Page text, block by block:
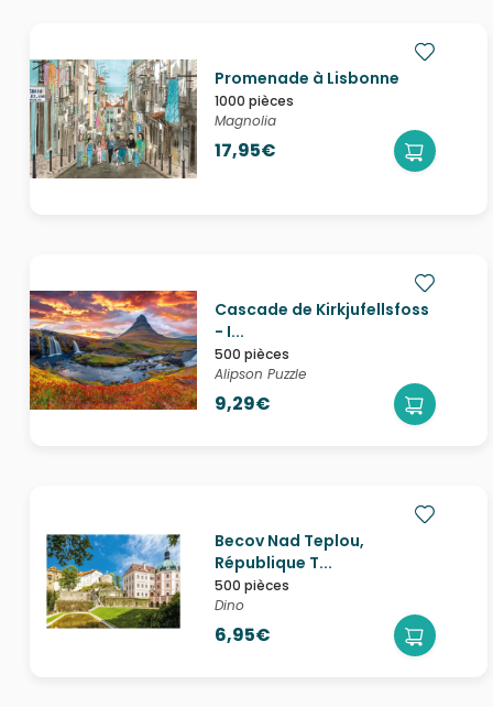
Promenade à Lisbonne
1000 pièces
Magnolia
17,95€
Cascade de Kirkjufellsfoss
- I...
500 pièces
Alipson Puzzle
9,29€
Becov Nad Teplou,
République T...
500 pièces
Dino
6,95€